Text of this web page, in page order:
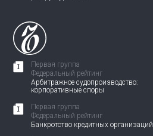
Первая группа
Федеральный рейтинг
Арбитражное судопроизводство:
корпоративные споры
Первая группа
Федеральный рейтинг
Банкротство кредитных организаций